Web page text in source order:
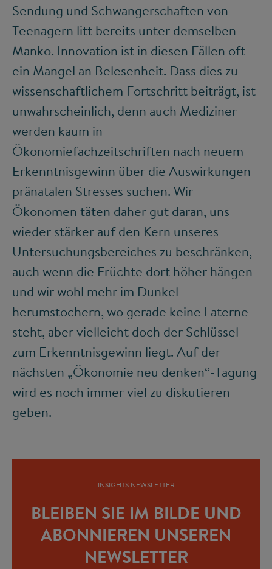
Sendung und Schwangerschaften von
Teenagern litt bereits unter demselben
Manko. Innovation ist in diesen Fällen oft
ein Mangel an Belesenheit. Dass dies zu
wissenschaftlichem Fortschritt beiträgt, ist
unwahrscheinlich, denn auch Mediziner
werden kaum in
Ökonomiefachzeitschriften nach neuem
Erkenntnisgewinn über die Auswirkungen
pränatalen Stresses suchen. Wir
Ökonomen täten daher gut daran, uns
wieder stärker auf den Kern unseres
Untersuchungsbereiches zu beschränken,
auch wenn die Früchte dort höher hängen
und wir wohl mehr im Dunkel
herumstochern, wo gerade keine Laterne
steht, aber vielleicht doch der Schlüssel
zum Erkenntnisgewinn liegt. Auf der
nächsten „Ökonomie neu denken“-Tagung
wird es noch immer viel zu diskutieren
geben.
INSIGHTS NEWSLETTER
BLEIBEN SIE IM BILDE UND
ABONNIEREN UNSEREN
NEWSLETTER